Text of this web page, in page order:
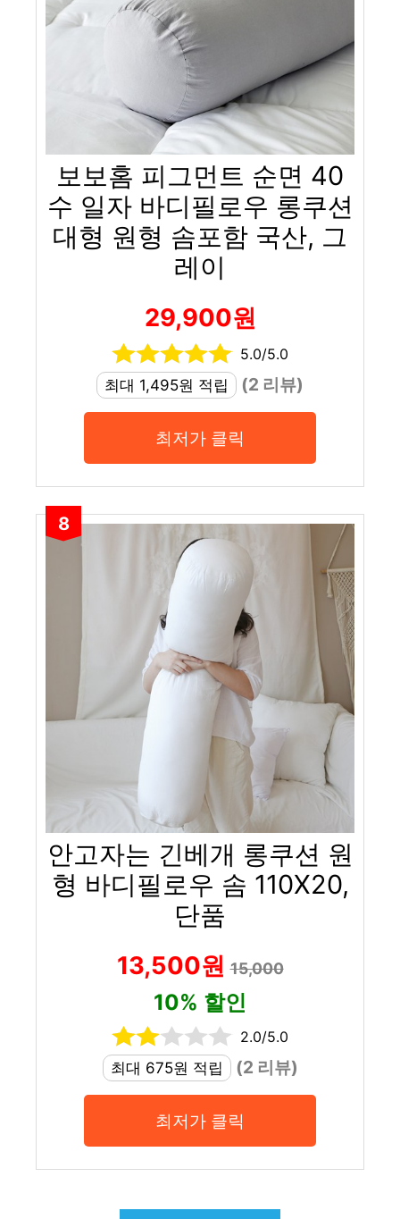
보보홈 피그먼트 순면 40
수 일자 바디필로우 롱쿠션
대형 원형 솜포함 국산, 그
레이
29,900원
5.0/5.0
최대 1,495원 적립
(2 리뷰)
최저가 클릭
8
안고자는 긴베개 롱쿠션 원
형 바디필로우 솜 110X20,
단품
13,500원15,000
10% 할인
2.0/5.0
최대 675원 적립
(2 리뷰)
최저가 클릭